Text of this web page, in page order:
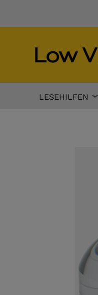
LESEHILFEN